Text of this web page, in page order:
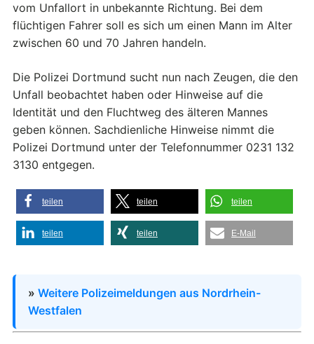
vom Unfallort in unbekannte Richtung. Bei dem
flüchtigen Fahrer soll es sich um einen Mann im Alter
zwischen 60 und 70 Jahren handeln.
Die Polizei Dortmund sucht nun nach Zeugen, die den
Unfall beobachtet haben oder Hinweise auf die
Identität und den Fluchtweg des älteren Mannes
geben können. Sachdienliche Hinweise nimmt die
Polizei Dortmund unter der Telefonnummer 0231 132
3130 entgegen.
teilen teilen teilen
teilen teilen E-Mail
» Weitere Polizeimeldungen aus Nordrhein-
Westfalen